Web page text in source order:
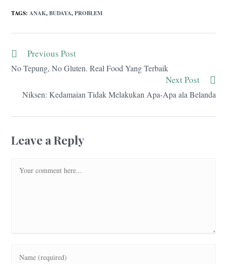
TAGS:ANAK, BUDAYA, PROBLEM
Read
articles
Previous Post
No Tepung, No Gluten. Real Food Yang Terbaik
Next Post
Niksen: Kedamaian Tidak Melakukan Apa-Apa ala Belanda
Leave a Reply
your